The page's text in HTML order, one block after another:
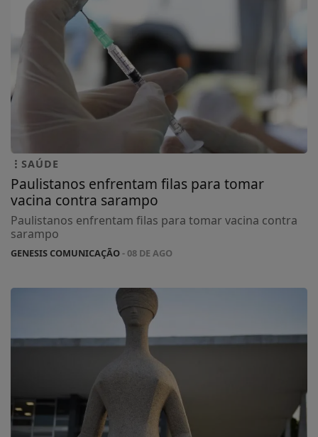
SAÚDE
Paulistanos enfrentam filas para tomar
vacina contra sarampo
Paulistanos enfrentam filas para tomar vacina contra
sarampo
GENESIS COMUNICAÇÃO- 08 DE AGO